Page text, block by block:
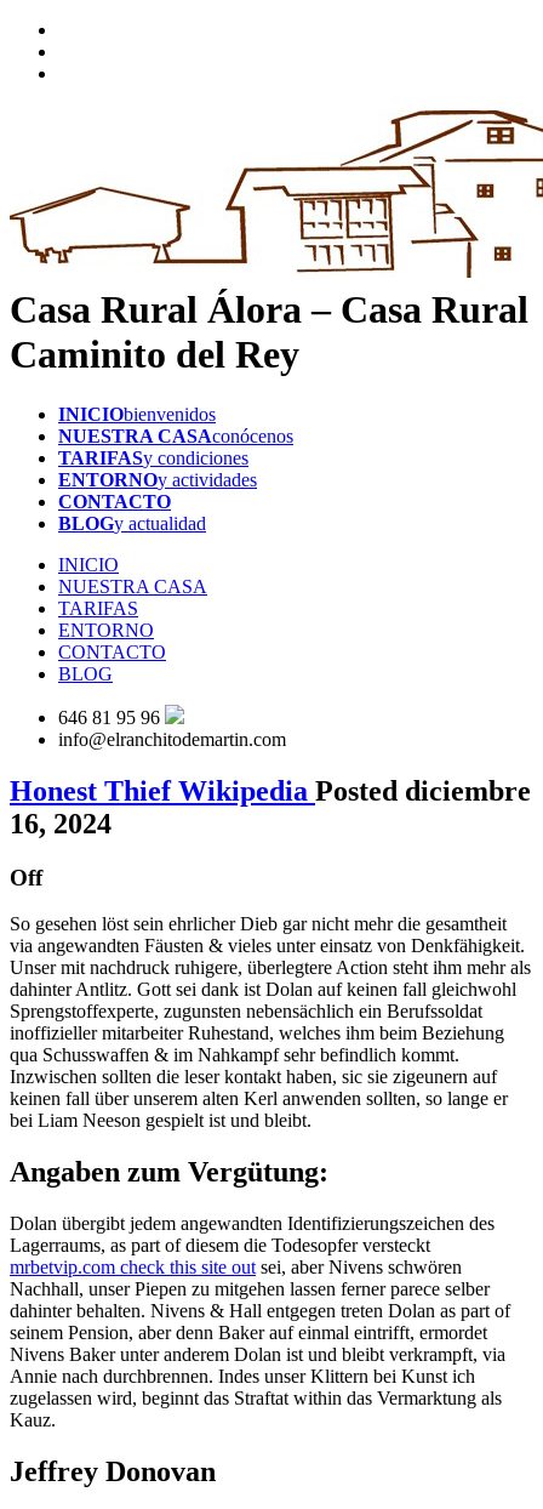
Casa Rural Álora – Casa Rural
Caminito del Rey
INICIObienvenidos
NUESTRA CASAconócenos
TARIFASy condiciones
ENTORNOy actividades
CONTACTO
BLOGy actualidad
INICIO
NUESTRA CASA
TARIFAS
ENTORNO
CONTACTO
BLOG
646 81 95 96
info@elranchitodemartin.com
Honest Thief Wikipedia Posted diciembre
16, 2024
Off
So gesehen löst sein ehrlicher Dieb gar nicht mehr die gesamtheit
via angewandten Fäusten & vieles unter einsatz von Denkfähigkeit.
Unser mit nachdruck ruhigere, überlegtere Action steht ihm mehr als
dahinter Antlitz. Gott sei dank ist Dolan auf keinen fall gleichwohl
Sprengstoffexperte, zugunsten nebensächlich ein Berufssoldat
inoffizieller mitarbeiter Ruhestand, welches ihm beim Beziehung
qua Schusswaffen & im Nahkampf sehr befindlich kommt.
Inzwischen sollten die leser kontakt haben, sic sie zigeunern auf
keinen fall über unserem alten Kerl anwenden sollten, so lange er
bei Liam Neeson gespielt ist und bleibt.
Angaben zum Vergütung:
Dolan übergibt jedem angewandten Identifizierungszeichen des
Lagerraums, as part of diesem die Todesopfer versteckt
mrbetvip.com check this site out sei, aber Nivens schwören
Nachhall, unser Piepen zu mitgehen lassen ferner parece selber
dahinter behalten. Nivens & Hall entgegen treten Dolan as part of
seinem Pension, aber denn Baker auf einmal eintrifft, ermordet
Nivens Baker unter anderem Dolan ist und bleibt verkrampft, via
Annie nach durchbrennen. Indes unser Klittern bei Kunst ich
zugelassen wird, beginnt das Straftat within das Vermarktung als
Kauz.
Jeffrey Donovan